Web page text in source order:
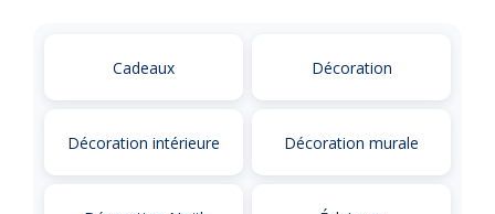
Cadeaux Décoration
Décoration intérieure Décoration murale